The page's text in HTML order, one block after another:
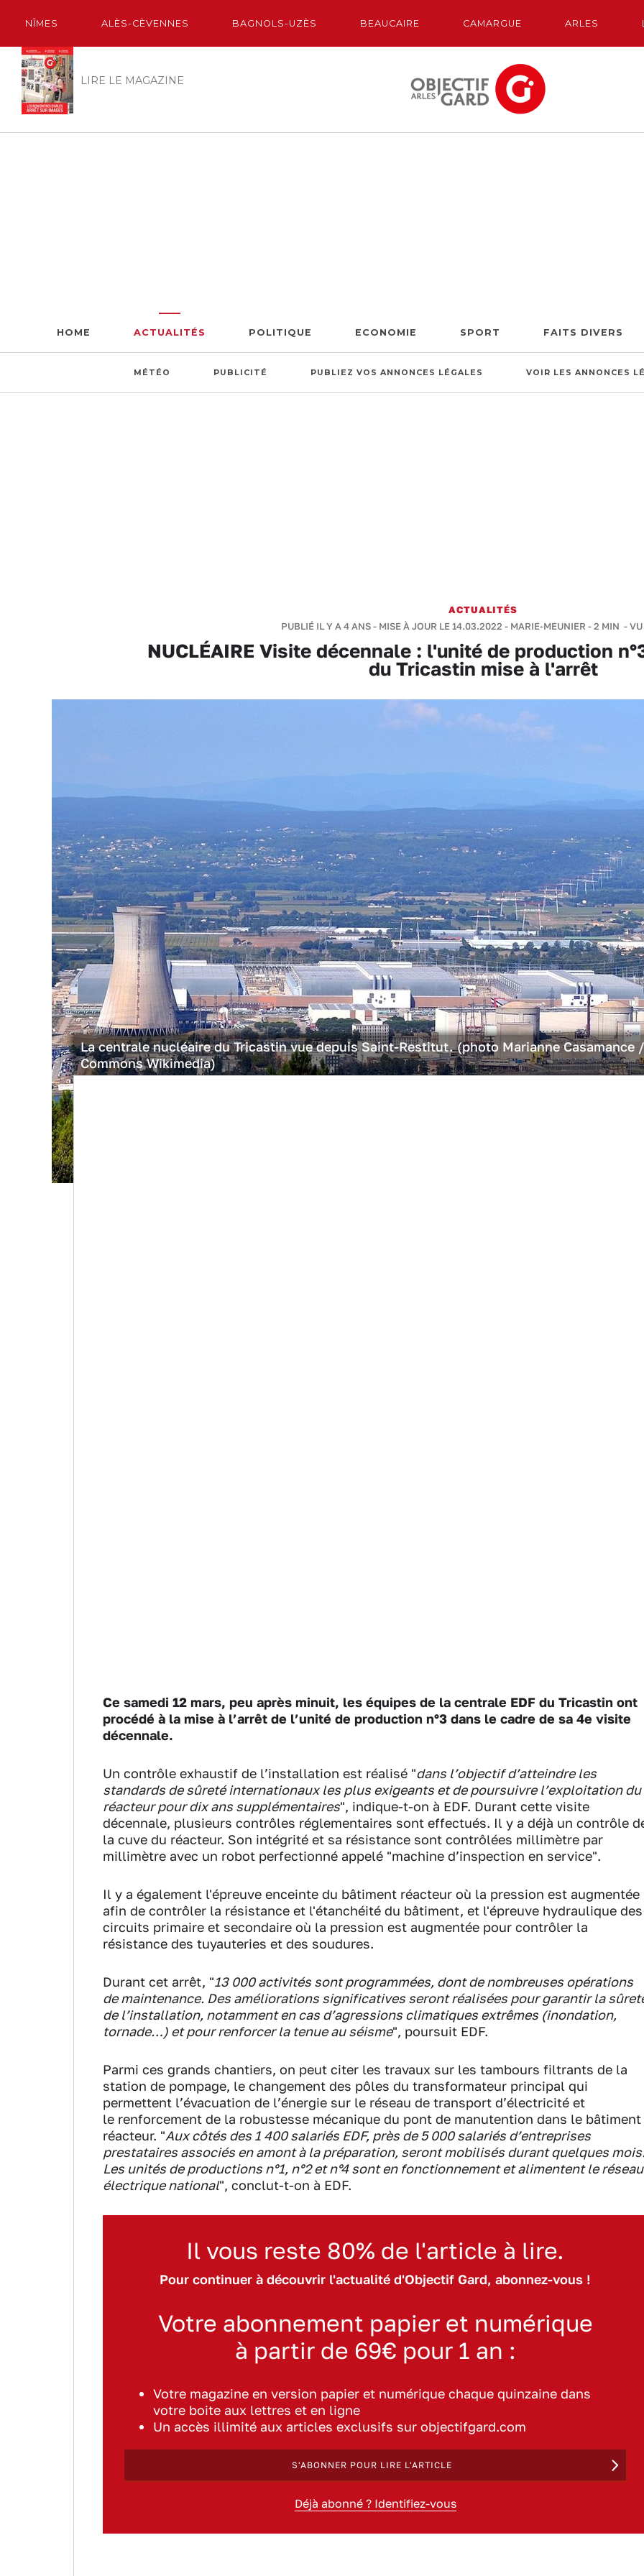
NÎMES ALÈS-CÈVENNES BAGNOLS-UZÈS BEAUCAIRE CAMARGUE ARLES
LIRE LE MAGAZINE
HOME ACTUALITÉS POLITIQUE ECONOMIE SPORT FAITS DIVERS
MÉTÉO PUBLICITÉ PUBLIEZ VOS ANNONCES LÉGALES VOIR LES ANNONCES
ACTUALITÉS
PUBLIÉ IL Y A 4 ANS - MISE À JOUR LE 14.03.2022 - MARIE-MEUNIER -2 MIN -
NUCLÉAIRE Visite décennale : l'unité de production
du Tricastin mise à l'arrêt
La centrale nucléaire du Tricastin vue depuis Saint-Restitut. (photo Marianne Casamance /
Commons Wikimedia)
Ce samedi 12 mars, peu après minuit, les équipes de la centrale EDF du Tricastin ont
procédé à la mise à l’arrêt de l’unité de production n°3 dans le cadre de sa 4e visite
décennale.
Un contrôle exhaustif de l’installation est réalisé "dans l’objectif d’atteindre les
standards de sûreté internationaux les plus exigeants et de poursuivre l’exploitation du
réacteur pour dix ans supplémentaires", indique-t-on à EDF. Durant cette visite
décennale, plusieurs contrôles réglementaires sont effectués. Il y a déjà un contrôle
la cuve du réacteur. Son intégrité et sa résistance sont contrôlées millimètre par
millimètre avec un robot perfectionné appelé "machine d’inspection en service".
Il y a également l'épreuve enceinte du bâtiment réacteur où la pression est augmentée
afin de contrôler la résistance et l'étanchéité du bâtiment, et l'épreuve hydraulique des
circuits primaire et secondaire où la pression est augmentée pour contrôler la
résistance des tuyauteries et des soudures.
Durant cet arrêt, "13 000 activités sont programmées, dont de nombreuses opérations
de maintenance. Des améliorations significatives seront réalisées pour garantir la
de l’installation, notamment en cas d’agressions climatiques extrêmes (inondation,
tornade…) et pour renforcer la tenue au séisme", poursuit EDF.
Parmi ces grands chantiers, on peut citer les travaux sur les tambours filtrants de la
station de pompage, le changement des pôles du transformateur principal qui
permettent l’évacuation de l’énergie sur le réseau de transport d’électricité et
le renforcement de la robustesse mécanique du pont de manutention dans le bâtiment
réacteur. "Aux côtés des 1 400 salariés EDF, près de 5 000 salariés d’entreprises
prestataires associés en amont à la préparation, seront mobilisés durant quelques
Les unités de productions n°1, n°2 et n°4 sont en fonctionnement et alimentent le réseau
électrique national", conclut-t-on à EDF.
Il vous reste 80% de l'article à lire.
Pour continuer à découvrir l'actualité d'Objectif Gard, abonnez-vous !
Votre abonnement papier et numérique
à partir de 69€ pour 1 an :
Votre magazine en version papier et numérique chaque quinzaine dans
votre boite aux lettres et en ligne
Un accès illimité aux articles exclusifs sur objectifgard.com
S'ABONNER POUR LIRE L'ARTICLE
Déjà abonné ? Identifiez-vous